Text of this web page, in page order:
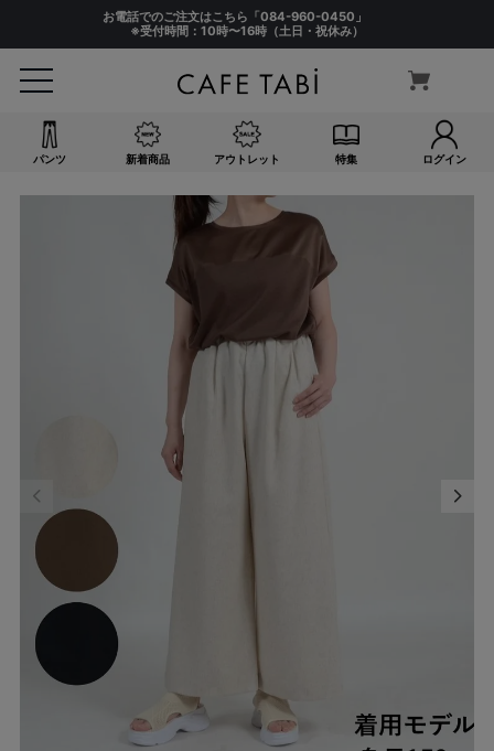
お電話でのご注文はこちら「084-960-0450 」
※受付時間：10時〜16時（土日・祝休み）
パンツ 新着商品 アウトレット 特集 ログイン